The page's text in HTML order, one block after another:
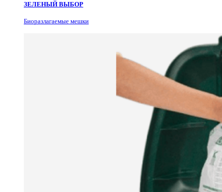
ЗЕЛЕНЫЙ ВЫБОР
Биоразлагаемые мешки